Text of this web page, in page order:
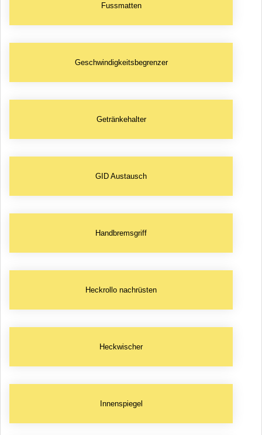
Fussmatten
Geschwindigkeitsbegrenzer
Getränkehalter
GID Austausch
Handbremsgriff
Heckrollo nachrüsten
Heckwischer
Innenspiegel